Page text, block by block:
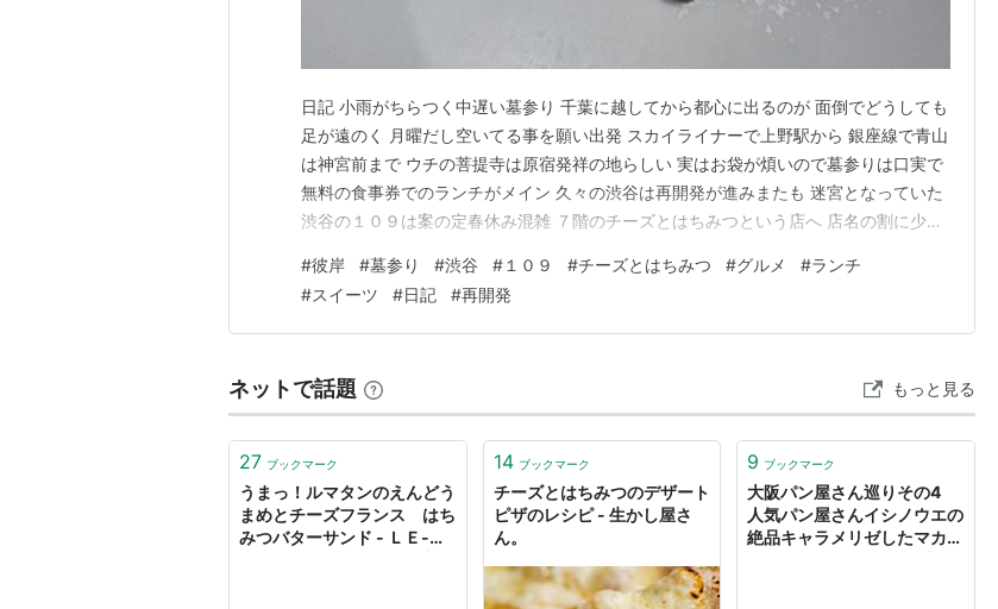
日記 小雨がちらつく中遅い墓参り 千葉に越してから都心に出るのが 面倒でどうしても
足が遠のく 月曜だし空いてる事を願い出発 スカイライナーで上野駅から 銀座線で青山
は神宮前まで ウチの菩提寺は原宿発祥の地らしい 実はお袋が煩いので墓参りは口実で
無料の食事券でのランチがメイン 久々の渋谷は再開発が進みまたも 迷宮となっていた
渋谷の１０９は案の定春休み混雑 ７階のチーズとはちみつという店へ 店名の割に少な
円だった 思ったより安く済んだので 千円チケット５枚渡し退散 人込みが嫌いなので渋
谷駅へ 銀座線ホームが移動し…
#彼岸 #墓参り #渋谷 # １０９ #チーズとはちみつ #グルメ #ランチ
#スイーツ #日記 #再開発
ネットで話題 もっと見る
27 ブックマーク
うまっ！ルマタンのえんどう
まめとチーズフランス はち
みつバターサンド - ＬＥ-Ｃ
14 ブックマーク
チーズとはちみつのデザート
ピザのレシピ - 生かし屋さ
ん。
9 ブックマーク
大阪パン屋さん巡りその4
人気パン屋さんイシノウエの
絶品キャラメリゼしたマカダ